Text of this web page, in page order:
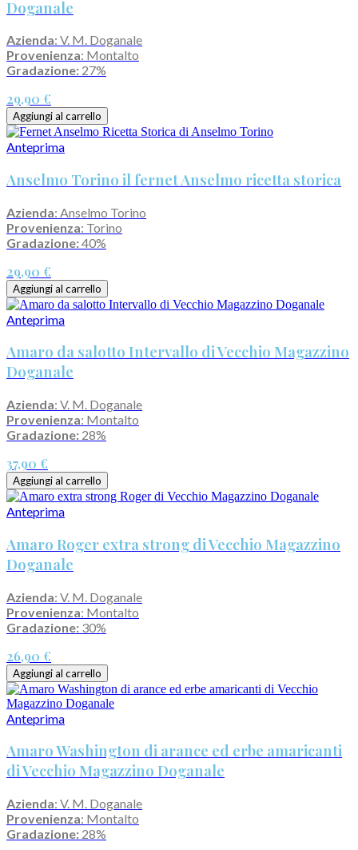
Doganale
Azienda: V. M. Doganale
Provenienza: Montalto
Gradazione: 27%
29,90 €
Aggiungi al carrello
Anteprima
Anselmo Torino il fernet Anselmo ricetta storica
Azienda: Anselmo Torino
Provenienza: Torino
Gradazione:40%
29,90 €
Aggiungi al carrello
Anteprima
Amaro da salotto Intervallo di Vecchio Magazzino
Doganale
Azienda: V. M. Doganale
Provenienza: Montalto
Gradazione: 28%
37,90 €
Aggiungi al carrello
Anteprima
Amaro Roger extra strong di Vecchio Magazzino
Doganale
Azienda: V. M. Doganale
Provenienza: Montalto
Gradazione: 30%
26,90 €
Aggiungi al carrello
Anteprima
Amaro Washington di arance ed erbe amaricanti
di Vecchio Magazzino Doganale
Azienda: V. M. Doganale
Provenienza: Montalto
Gradazione: 28%